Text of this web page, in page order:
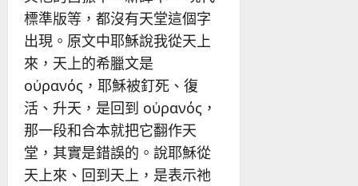
標準版等，都沒有天堂這個字
出現。原文中耶穌說我從天上
來，天上的希臘文是
οὐρανός，耶穌被釘死、復
活、升天，是回到 οὐρανός，
那一段和合本就把它翻作天
堂，其實是錯誤的。說耶穌從
天上來、回到天上，是表示祂